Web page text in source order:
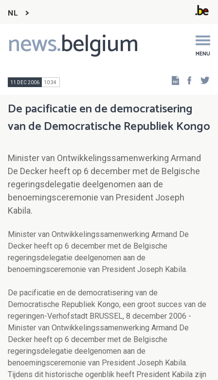
NL
news.belgium MENU
Main
navigation
11 DEC 2006 10:34
De pacificatie en de democratisering
van de Democratische Republiek Kongo
Minister van Ontwikkelingssamenwerking Armand
De Decker heeft op 6 december met de Belgische
regeringsdelegatie deelgenomen aan de
benoemingsceremonie van President Joseph
Kabila.
Minister van Ontwikkelingssamenwerking Armand De
Decker heeft op 6 december met de Belgische
regeringsdelegatie deelgenomen aan de
benoemingsceremonie van President Joseph Kabila.
De pacificatie en de democratisering van de
Democratische Republiek Kongo, een groot succes van de
regeringen-Verhofstadt BRUSSEL, 8 december 2006 -
Minister van Ontwikkelingssamenwerking Armand De
Decker heeft op 6 december met de Belgische
regeringsdelegatie deelgenomen aan de
benoemingsceremonie van President Joseph Kabila.
Tijdens dit historische ogenblik heeft President Kabila zijn